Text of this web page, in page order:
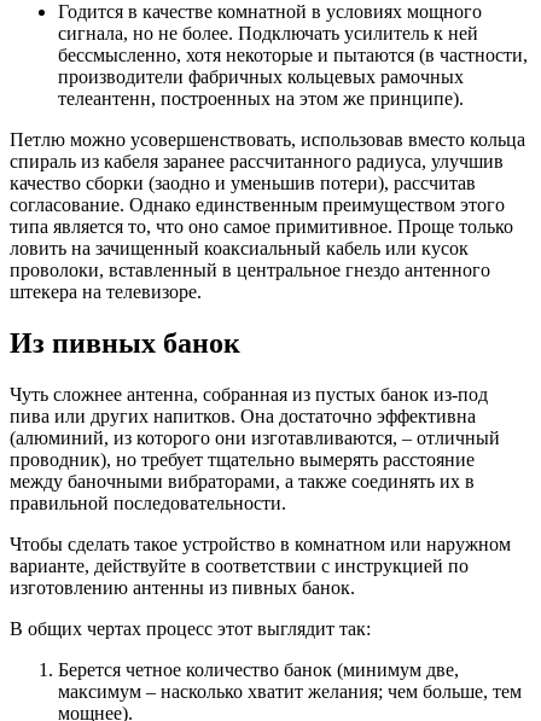
Годится в качестве комнатной в условиях мощного
сигнала, но не более. Подключать усилитель к ней
бессмысленно, хотя некоторые и пытаются (в частности,
производители фабричных кольцевых рамочных
телеантенн, построенных на этом же принципе).
Петлю можно усовершенствовать, использовав вместо кольца
спираль из кабеля заранее рассчитанного радиуса, улучшив
качество сборки (заодно и уменьшив потери), рассчитав
согласование. Однако единственным преимуществом этого
типа является то, что оно самое примитивное. Проще только
ловить на зачищенный коаксиальный кабель или кусок
проволоки, вставленный в центральное гнездо антенного
штекера на телевизоре.
Из пивных банок
Чуть сложнее антенна, собранная из пустых банок из-под
пива или других напитков. Она достаточно эффективна
(алюминий, из которого они изготавливаются, – отличный
проводник), но требует тщательно вымерять расстояние
между баночными вибраторами, а также соединять их в
правильной последовательности.
Чтобы сделать такое устройство в комнатном или наружном
варианте, действуйте в соответствии с инструкцией по
изготовлению антенны из пивных банок.
В общих чертах процесс этот выглядит так:
Берется четное количество банок (минимум две,
максимум – насколько хватит желания; чем больше, тем
мощнее).